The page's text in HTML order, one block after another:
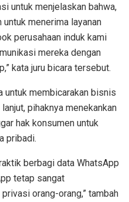
untuk menjelaskan bahwa,
menerima layanan
perusahaan induk kami
mereka dengan
kata juru bicara tersebut.
untuk membicarakan bisnis
pihaknya menekankan
hak konsumen untuk
pribadi.
berbagi data WhatsApp
tetap sangat
orang-orang,” tambah